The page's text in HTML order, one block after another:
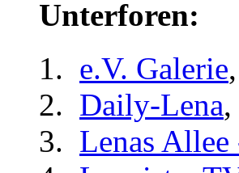
Unterforen:
e.V. Galerie,
Daily-Lena,
Lenas